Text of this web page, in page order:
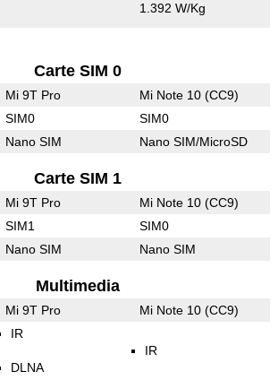
1.392 W/Kg
Carte SIM 0
Mi 9T Pro Mi Note 10 (CC9)
SIM0 SIM0
Nano SIM Nano SIM/MicroSD
Carte SIM 1
Mi 9T Pro Mi Note 10 (CC9)
SIM1 SIM0
Nano SIM Nano SIM
Multimedia
Mi 9T Pro Mi Note 10 (CC9)
IR
DLNA
IR